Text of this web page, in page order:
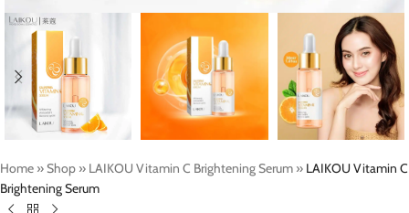
Home »Shop » LAIKOU Vitamin C Brightening Serum » LAIKOU Vitamin C
Brightening Serum